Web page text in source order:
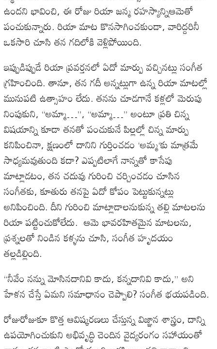
ఉందని భావించి, ఈ రోజురియాజన్మరహస్యాన్నిఆమెతో
పంచుకున్నారు. రియామాట కొనసాగించకుండా, వారిద్దరినీ
ఒకసారిచూసి తన గదిలోకివెళ్లిపోయింది.
ఇప్పుడిప్పుడేరియాప్రవర్తనలో ఏదోమార్పువచ్చినట్లుసంగీత
గ్రహించింది. తానూ, తన గదీఅన్నట్లుగాఉన్నరియామాటల్లో
మునుపటి ఉత్సాహం లేదు. తనను చూడగానేకళ్లలో మెరుపు
నింపుకుని, “అమ్మా…”, “అమ్మా…” అంటూ ప్రతిచిన్న
విషయాన్నికూడా తనతోపంచుకునేపిల్లల్లో చిన్నమార్పు
కనిపించినా, క్షణంలో దానిని గుర్తించడం ‘అమ్మ‘కు మాత్రమే
సాధ్యమవుతుందికదా?ఎప్పటిలాగేనాన్నతోకాసేపు
మాట్లాడటం, తన చదువుగురించి చర్చించడం చూసిన
సంగీతకు, కూతురు తనపై ఏదోకోపం పెట్టుకున్నట్లు
అనిపించింది. దీని గురించి మాట్లాడాలనుకున్నతల్లిమాటలను
రియాపట్టించుకోలేదు. ఆమె భావరహితమైన మాటలను,
ప్రశ్నలతోనిండిన కళ్ళను చూసి, సంగీత హృదయం
తల్లడిల్లింది.
“నీవేం నన్నుమోసినదానివికాదు, కన్నదానివికాదు,” అని
హేళన చేస్తే ఏమని సమాధానం చెప్పాలి?సంగీత భయపడింది.
రోజురోజుకూకొత్త ఆవిష్కరణలు చేస్తున్నవిజ్ఞాన శాస్త్రం,దాన్ని
ఉపయోగించుకుని అభివృద్ధిచెందిన వైద్యరంగం సహాయంతో